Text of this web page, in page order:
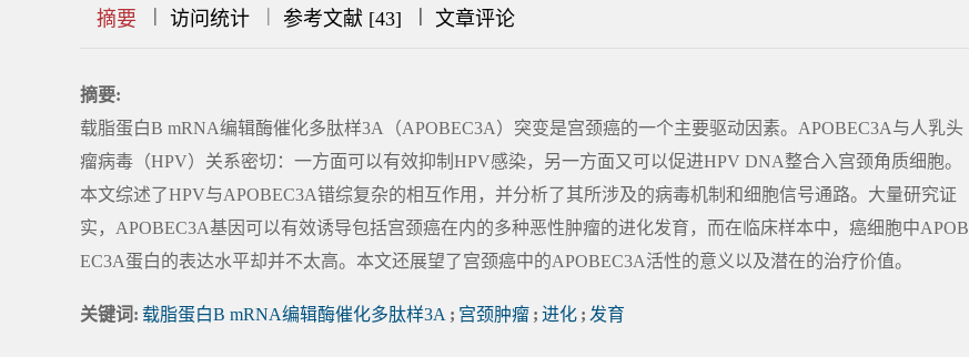
摘要 || 访问统计 | 参考文献 [43] |||| 文章评论
摘要:
载脂蛋白B mRNA编辑酶催化多肽样3A（APOBEC3A）突变是宫颈癌的一个主要驱动因素。APOBEC3A与人乳头
瘤病毒（HPV）关系密切：一方面可以有效抑制HPV感染，另一方面又可以促进HPV DNA整合入宫颈角质细胞。
本文综述了HPV与APOBEC3A错综复杂的相互作用，并分析了其所涉及的病毒机制和细胞信号通路。大量研究证
实，APOBEC3A基因可以有效诱导包括宫颈癌在内的多种恶性肿瘤的进化发育，而在临床样本中，癌细胞中APOB
EC3A蛋白的表达水平却并不太高。本文还展望了宫颈癌中的APOBEC3A活性的意义以及潜在的治疗价值。
关键词: 载脂蛋白B mRNA编辑酶催化多肽样3A ; 宫颈肿瘤 ; 进化 ; 发育